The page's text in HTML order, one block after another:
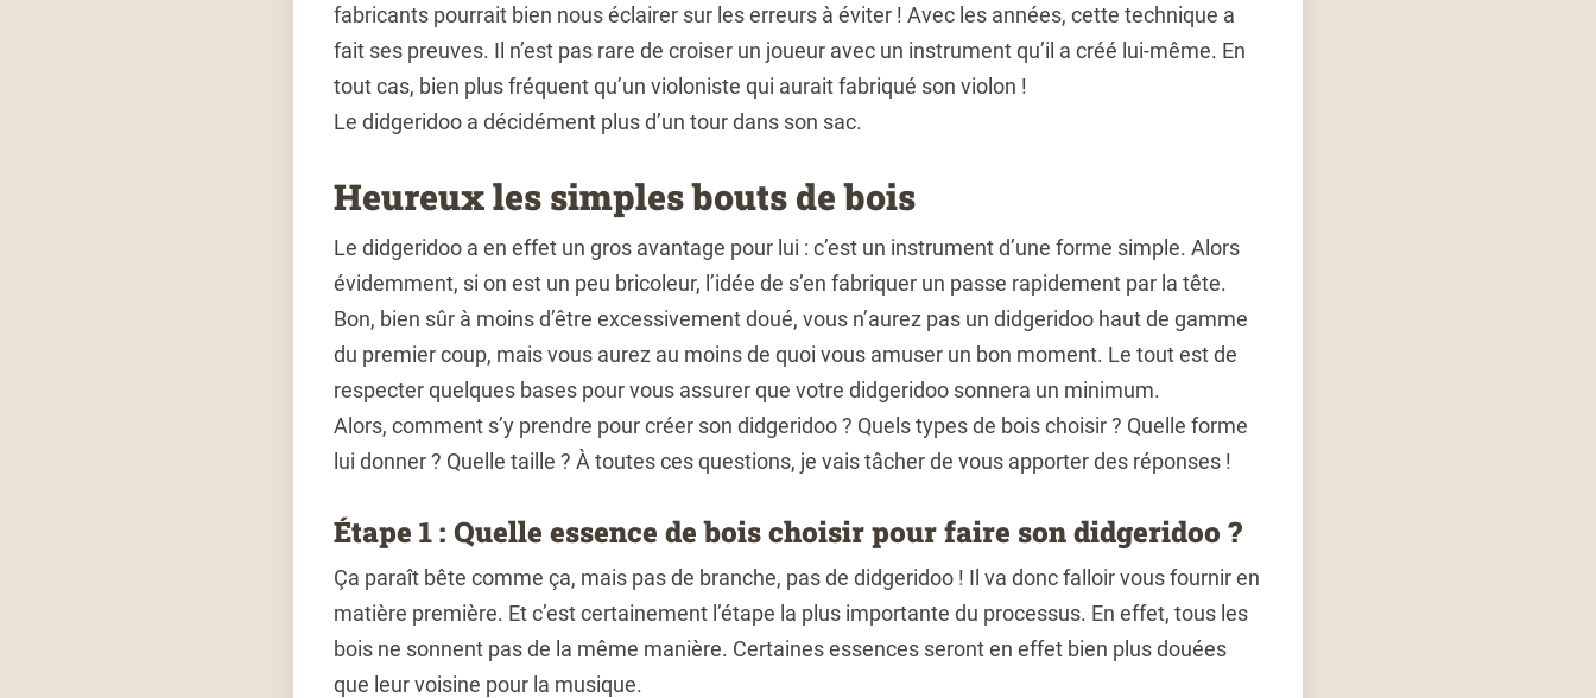
fabricants pourrait bien nous éclairer sur les erreurs à éviter ! Avec les années, cette technique a
fait ses preuves. Il n’est pas rare de croiser un joueur avec un instrument qu’il a créé lui-même. En
tout cas, bien plus fréquent qu’un violoniste qui aurait fabriqué son violon !
Le didgeridoo a décidément plus d’un tour dans son sac.
Heureux les simples bouts de bois
Le didgeridoo a en effet un gros avantage pour lui : c’est un instrument d’une forme simple. Alors
évidemment, si on est un peu bricoleur, l’idée de s’en fabriquer un passe rapidement par la tête.
Bon, bien sûr à moins d’être excessivement doué, vous n’aurez pas un didgeridoo haut de gamme
du premier coup, mais vous aurez au moins de quoi vous amuser un bon moment. Le tout est de
respecter quelques bases pour vous assurer que votre didgeridoo sonnera un minimum.
Alors, comment s’y prendre pour créer son didgeridoo ? Quels types de bois choisir ? Quelle forme
lui donner ? Quelle taille ? À toutes ces questions, je vais tâcher de vous apporter des réponses !
Étape 1 : Quelle essence de bois choisir pour faire son didgeridoo ?
Ça paraît bête comme ça, mais pas de branche, pas de didgeridoo ! Il va donc falloir vous fournir en
matière première. Et c’est certainement l’étape la plus importante du processus. En effet, tous les
bois ne sonnent pas de la même manière. Certaines essences seront en effet bien plus douées
que leur voisine pour la musique.